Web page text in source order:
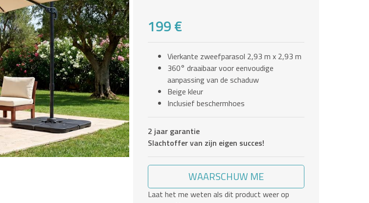
199 €
Vierkante zweefparasol 2,93 m x 2,93 m
360° draaibaar voor eenvoudige
aanpassing van de schaduw
Beige kleur
Inclusief beschermhoes
2 jaar garantie
Slachtoffer van zijn eigen succes!
WAARSCHUW ME
Laat het me weten als dit product weer op